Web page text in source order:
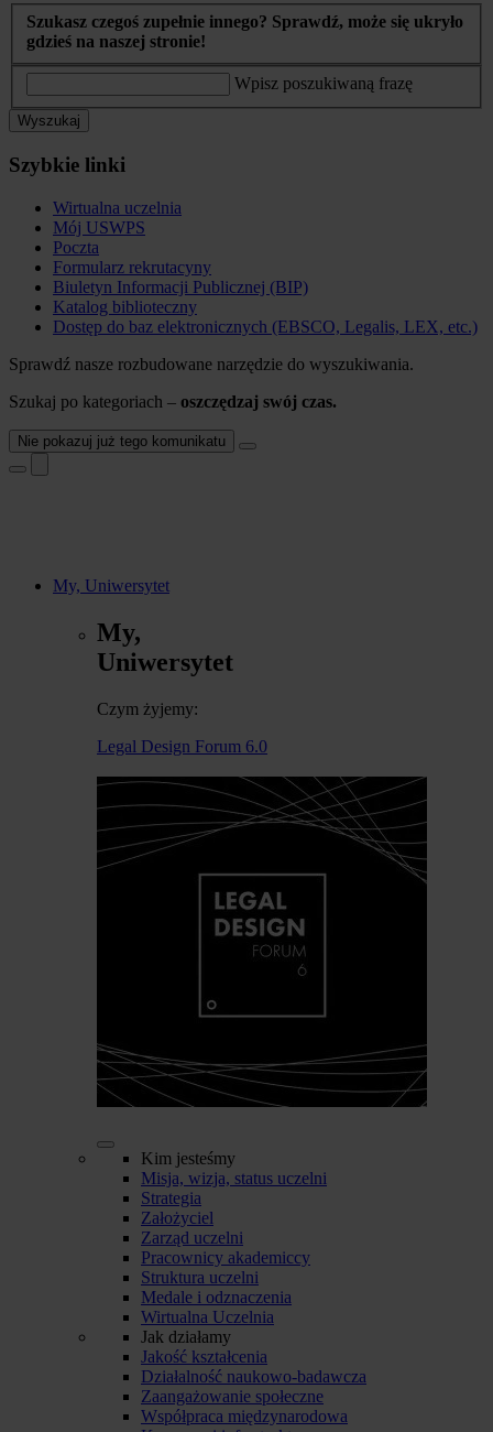
Szukasz czegoś zupełnie innego? Sprawdź, może się ukryło
gdzieś na naszej stronie!
Wpisz poszukiwaną frazę
Wyszukaj
Szybkie linki
Wirtualna uczelnia
Mój USWPS
Poczta
Formularz rekrutacyny
Biuletyn Informacji Publicznej (BIP)
Katalog biblioteczny
Dostęp do baz elektronicznych (EBSCO, Legalis, LEX, etc.)
Sprawdź nasze rozbudowane narzędzie do wyszukiwania.
Szukaj po kategoriach – oszczędzaj swój czas.
Nie pokazuj już tego komunikatu
My, Uniwersytet
My,
Uniwersytet
Czym żyjemy:
Legal Design Forum 6.0
Kim jesteśmy
Misja, wizja, status uczelni
Strategia
Założyciel
Zarząd uczelni
Pracownicy akademiccy
Struktura uczelni
Medale i odznaczenia
Wirtualna Uczelnia
Jak działamy
Jakość kształcenia
Działalność naukowo-badawcza
Zaangażowanie społeczne
Współpraca międzynarodowa